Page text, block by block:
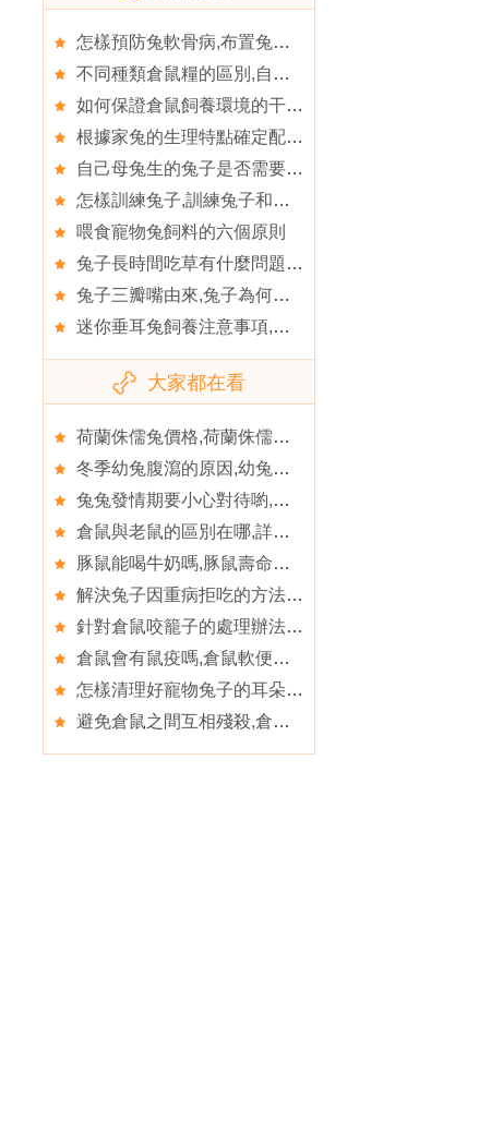
怎樣預防兔軟骨病,布置兔兔的窩要注意的事情
不同種類倉鼠糧的區別,自己配鼠糧倉鼠健康有保障
如何保證倉鼠飼養環境的干燥,如何讓倉鼠在家乖乖聽話
根據家兔的生理特點確定配種方法,黃褐色家兔怎麼養
自己母兔生的兔子是否需要喂球蟲藥,兔兔的球蟲病防治
怎樣訓練兔子,訓練兔子和你kiss的小方法
喂食寵物兔飼料的六個原則
兔子長時間吃草有什麼問題嗎,如何選擇一只健康的兔子
兔子三瓣嘴由來,兔子為何是三瓣嘴呢
迷你垂耳兔飼養注意事項,美國迷你垂耳兔品種特征
大家都在看
荷蘭侏儒兔價格,荷蘭侏儒兔的喂食要點
冬季幼兔腹瀉的原因,幼兔正確的護理方法
兔兔發情期要小心對待喲,兔兔發情後的注意事項
倉鼠與老鼠的區別在哪,詳解倉鼠寄養的方式及要點
豚鼠能喝牛奶嗎,豚鼠壽命有多長
解決兔子因重病拒吃的方法,兔子的壽命一般多長時間
針對倉鼠咬籠子的處理辦法,如何讓自己的倉鼠不咬人
倉鼠會有鼠疫嗎,倉鼠軟便怎麼辦
怎樣清理好寵物兔子的耳朵,小兔獨耳闖天涯
避免倉鼠之間互相殘殺,倉鼠的牙齒怎麼護理